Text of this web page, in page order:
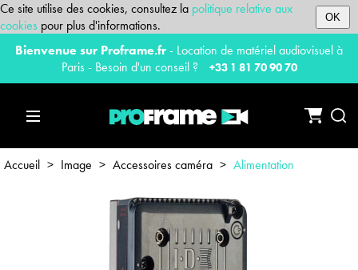
Ce site utilise des cookies, consultez la politique relative aux
cookies pour plus d'informations. OK
Bienvenue sur Proframe.fr- Location de matériel audiovisuel à
Paris - Besoin d'un conseil ?
+33 1 81 70 90 70
Accueil > Image > Accessoires caméra > Alimentation